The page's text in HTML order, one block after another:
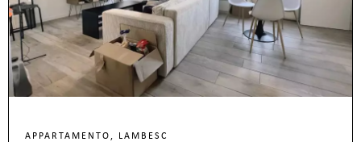
APPARTAMENTO, LAMBESC